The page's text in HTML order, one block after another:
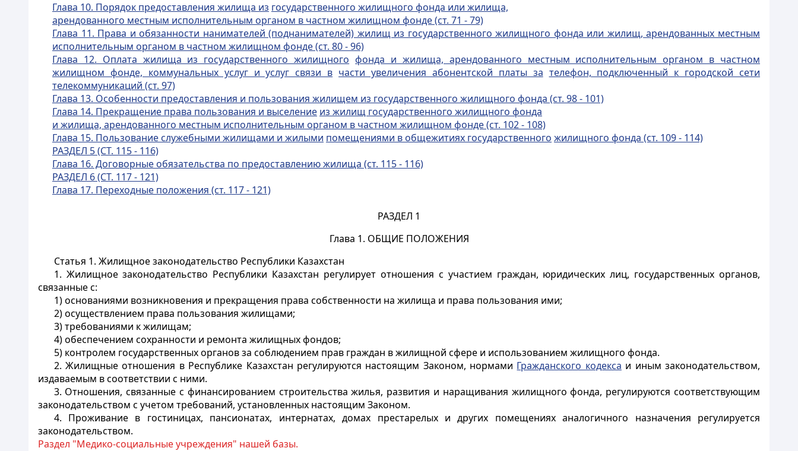
Глава 10. Порядок предоставления жилища из государственного жилищного фонда или жилища,
арендованного местным исполнительным органом в частном жилищном фонде (ст. 71 - 79)
Глава 11. Права и обязанности нанимателей (поднанимателей) жилищ из государственного жилищного фонда или жилищ, арендованных местным
исполнительным органом в частном жилищном фонде (ст. 80 - 96)
Глава 12. Оплата жилища из государственного жилищного фонда и жилища, арендованного местным исполнительным органом в частном
жилищном фонде, коммунальных услуг и услуг связи в части увеличения абонентской платы за телефон, подключенный к городской сети
телекоммуникаций (ст. 97)
Глава 13. Особенности предоставления и пользования жилищем из государственного жилищного фонда (ст. 98 - 101)
Глава 14. Прекращение права пользования и выселение из жилищ государственного жилищного фонда
и жилища, арендованного местным исполнительным органом в частном жилищном фонде (ст. 102 - 108)
Глава 15. Пользование служебными жилищами и жилыми помещениями в общежитиях государственного жилищного фонда (ст. 109 - 114)
РАЗДЕЛ 5 (СТ. 115 - 116)
Глава 16. Договорные обязательства по предоставлению жилища (ст. 115 - 116)
РАЗДЕЛ 6 (СТ. 117 - 121)
Глава 17. Переходные положения (ст. 117 - 121)
РАЗДЕЛ 1
Глава 1. ОБЩИЕ ПОЛОЖЕНИЯ
Статья 1. Жилищное законодательство Республики Казахстан
1. Жилищное законодательство Республики Казахстан регулирует отношения с участием граждан, юридических лиц, государственных органов,
связанные с:
1) основаниями возникновения и прекращения права собственности на жилища и права пользования ими;
2) осуществлением права пользования жилищами;
3) требованиями к жилищам;
4) обеспечением сохранности и ремонта жилищных фондов;
5) контролем государственных органов за соблюдением прав граждан в жилищной сфере и использованием жилищного фонда.
2. Жилищные отношения в Республике Казахстан регулируются настоящим Законом, нормами Гражданского кодекса и иным законодательством,
издаваемым в соответствии с ними.
3. Отношения, связанные с финансированием строительства жилья, развития и наращивания жилищного фонда, регулируются соответствующим
законодательством с учетом требований, установленных настоящим Законом.
4. Проживание в гостиницах, пансионатах, интернатах, домах престарелых и других помещениях аналогичного назначения регулируется
законодательством.
Раздел "Медико-социальные учреждения" нашей базы.